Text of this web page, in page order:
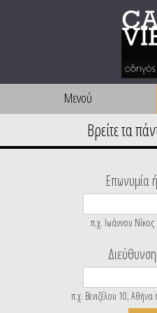
Μενού
Επωνυμία
π.χ. Ιωάννου Νίκος
π.χ. Βενιζέλου 10,